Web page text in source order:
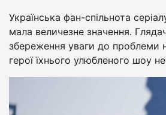
Українська фан-спільнота
мала величезне значення.
збереження уваги до проблеми
герої їхнього улюбленого шоу